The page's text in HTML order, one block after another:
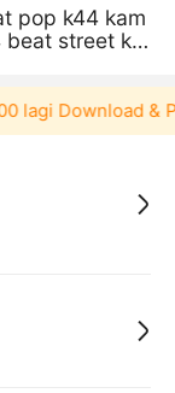
pop k44 kam
street k4
Download &